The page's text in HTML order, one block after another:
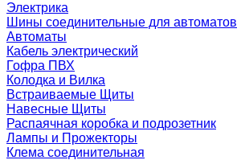
Электрика
Шины соединительные для автоматов
Автоматы
Кабель электрический
Гофра ПВХ
Колодка и Вилка
Встраиваемые Щиты
Навесные Щиты
Распаячная коробка и подрозетник
Лампы и Прожекторы
Клема соединительная